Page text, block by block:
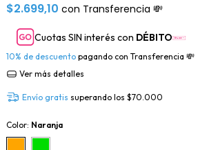
$2.699,10 con Transferencia 💸
Cuotas SIN interés con DÉBITO
10% de descuento pagando con Transferencia 💸
Ver más detalles
Envío gratis superando los $70.000
Color: Naranja